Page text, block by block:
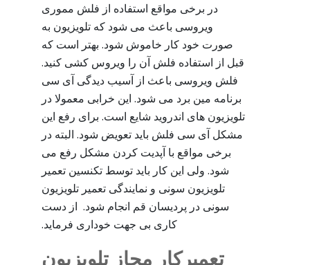
در برخی مواقع استفاده از فلش مموری
ویروسی باعث می شود که تلویزیون به
صورت خود کار خاموش شود. بهتر است که
قبل از استفاده فلش آن را ویروس کشی کنید.
فلش ویروسی باعث از آسیب دیدگی آی سی
برنامه مین برد می شود. این خرابی معمولا در
تلویزیون های اندروید شایع است. برای رفع این
مشکل آی سی فلش باید تعویض شود. البته در
برخی مواقع با آپدیت کردن مشکل رفع می
شود. ولی این کار باید توسط تکنسین تعمیر
تلویزیون سونی و نمایندگی تعمیر تلویزیون
سونی در پردیسان قم انجام شود. از دست
کاری بی جهت خوداری فرماید.
تعمیرکار مجاز تلویزیون